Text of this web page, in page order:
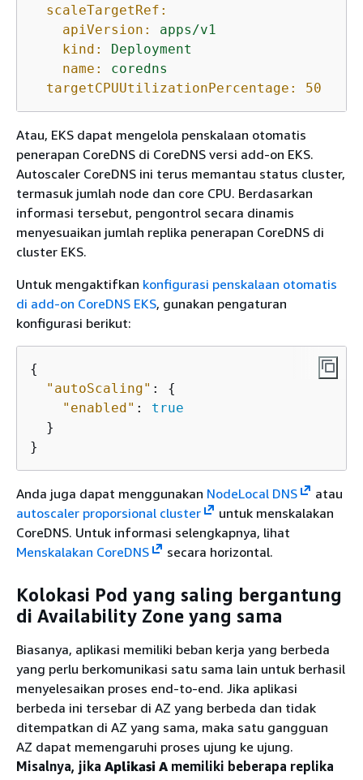
scaleTargetRef:
apiVersion:
apps/v1
kind:
Deployment
name:
coredns
targetCPUUtilizationPercentage:
50
Atau, EKS dapat mengelola penskalaan otomatis
penerapan CoreDNS di CoreDNS versi add-on EKS.
Autoscaler CoreDNS ini terus memantau status cluster,
termasuk jumlah node dan core CPU. Berdasarkan
informasi tersebut, pengontrol secara dinamis
menyesuaikan jumlah replika penerapan CoreDNS di
cluster EKS.
Untuk mengaktifkan konfigurasi penskalaan otomatis
di add-on CoreDNS EKS, gunakan pengaturan
konfigurasi berikut:
{
"autoScaling" : {
"enabled" : true
  }
}
Anda juga dapat menggunakan NodeLocal DNS
atau
autoscaler proporsional cluster
untuk menskalakan
CoreDNS. Untuk informasi selengkapnya, lihat
Menskalakan CoreDNS
secara horizontal.
Kolokasi Pod yang saling bergantung
di Availability Zone yang sama
Biasanya, aplikasi memiliki beban kerja yang berbeda
yang perlu berkomunikasi satu sama lain untuk berhasil
menyelesaikan proses end-to-end. Jika aplikasi
berbeda ini tersebar di AZ yang berbeda dan tidak
ditempatkan di AZ yang sama, maka satu gangguan
AZ dapat memengaruhi proses ujung ke ujung.
Misalnya, jika Aplikasi A memiliki beberapa replika